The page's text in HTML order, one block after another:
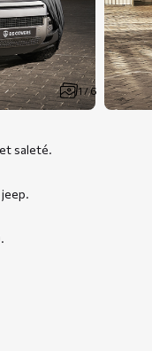
1 / 6
saleté.